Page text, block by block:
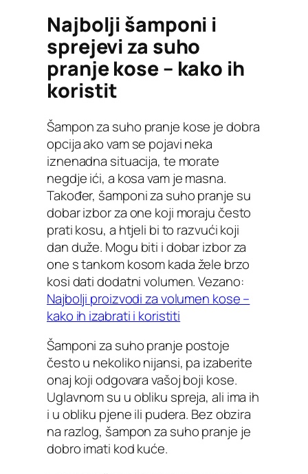
Najbolji šamponi i
sprejevi za suho
pranje kose – kako ih
koristit
Šampon za suho pranje kose je dobra
opcija ako vam se pojavi neka
iznenadna situacija, te morate
negdje ići, a kosa vam je masna.
Također, šamponi za suho pranje su
dobar izbor za one koji moraju često
prati kosu, a htjeli bi to razvući koji
dan duže. Mogu biti i dobar izbor za
one s tankom kosom kada žele brzo
kosi dati dodatni volumen. Vezano:
Najbolji proizvodi za volumen kose –
kako ih izabrati i koristiti
Šamponi za suho pranje postoje
često u nekoliko nijansi, pa izaberite
onaj koji odgovara vašoj boji kose.
Uglavnom su u obliku spreja, ali ima ih
i u obliku pjene ili pudera. Bez obzira
na razlog, šampon za suho pranje je
dobro imati kod kuće.